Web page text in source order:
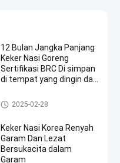
12 Bulan Jangka Panjang
Keker Nasi Goreng
Sertifikasi BRC Di simpan
di tempat yang dingin dan
Kerupuk Nasi Goreng
2025-02-28
Keker Nasi Korea Renyah
Garam Dan Lezat
Bersukacita dalam
Garam